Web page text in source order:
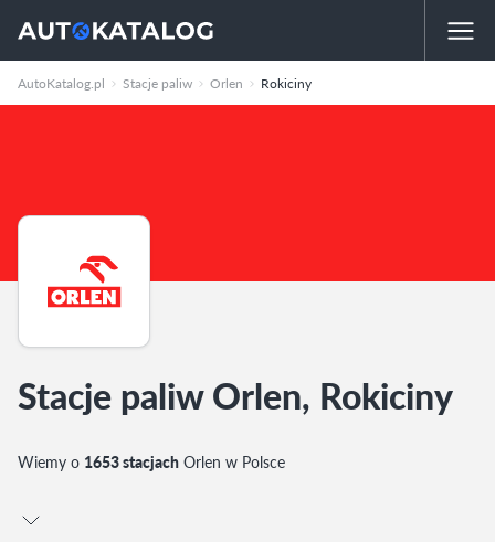
AutoKatalog.pl Stacje paliw Orlen Rokiciny
Stacje paliw Orlen, Rokiciny
Wiemy o 1653 stacjach Orlen w Polsce